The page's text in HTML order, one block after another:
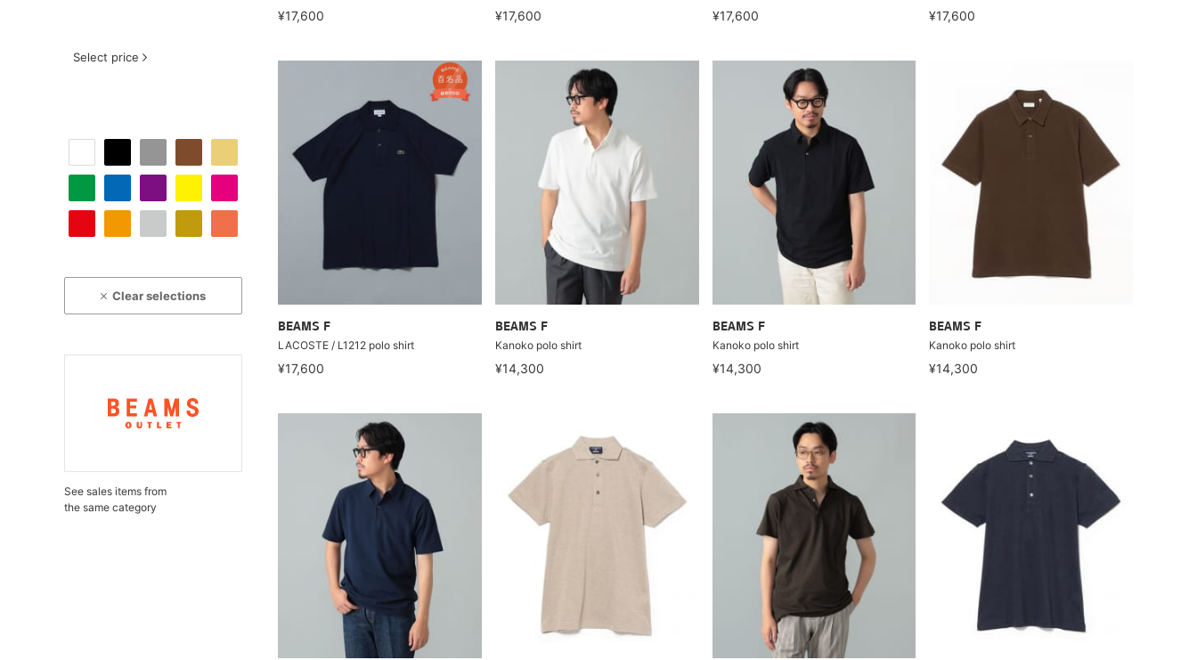
Select price
Clear selections
See sales items from
the same category
¥17,600 ¥17,600 ¥17,600 ¥17,600
BEAMS F
LACOSTE / L1212 polo shirt
¥17,600
BEAMS F
Kanoko polo shirt
¥14,300
BEAMS F
Kanoko polo shirt
¥14,300
BEAMS F
Kanoko polo shirt
¥14,300